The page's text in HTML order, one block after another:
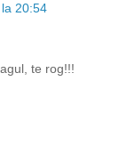
20:54
te rog!!!